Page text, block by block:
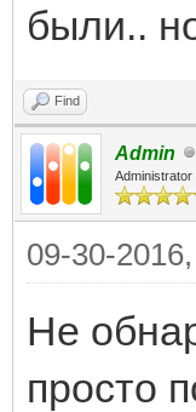
были..
Find
Admin
Administrator
09-30-
Не
просто